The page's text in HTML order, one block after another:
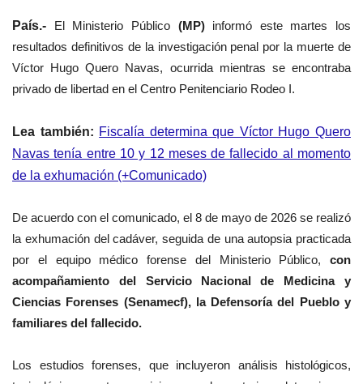
País.- El Ministerio Público (MP) informó este martes los
resultados definitivos de la investigación penal por la muerte de
Víctor Hugo Quero Navas, ocurrida mientras se encontraba
privado de libertad en el Centro Penitenciario Rodeo I.
Lea también: Fiscalía determina que Víctor Hugo Quero
Navas tenía entre 10 y 12 meses de fallecido al momento
de la exhumación (+Comunicado)
De acuerdo con el comunicado, el 8 de mayo de 2026 se realizó
la exhumación del cadáver, seguida de una autopsia practicada
por el equipo médico forense del Ministerio Público, con
acompañamiento del Servicio Nacional de Medicina y
Ciencias Forenses (Senamecf), la Defensoría del Pueblo y
familiares del fallecido.
Los estudios forenses, que incluyeron análisis histológicos,